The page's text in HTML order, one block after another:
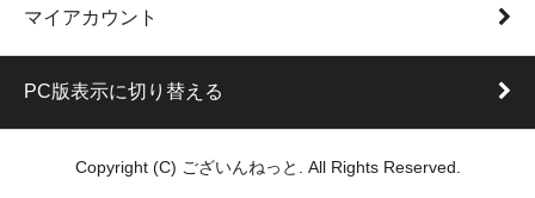
マイアカウント
PC版表示に切り替える
Copyright (C) ございんねっと. All Rights Reserved.